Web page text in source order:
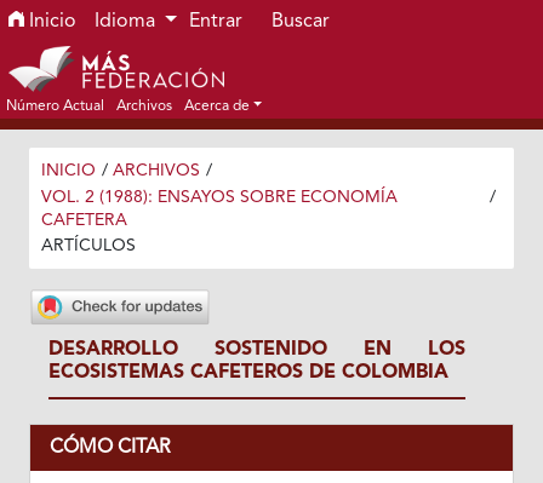
Ir al menú de navegación principal
Ir al contenido principal
Ir al pie de página del sitio
Inicio Idioma Entrar Buscar
Número Actual Archivos Acerca de
INICIO / ARCHIVOS /
VOL. 2 (1988): ENSAYOS SOBRE ECONOMÍA
CAFETERA
/
ARTÍCULOS
DESARROLLO SOSTENIDO EN LOS
ECOSISTEMAS CAFETEROS DE COLOMBIA
CÓMO CITAR